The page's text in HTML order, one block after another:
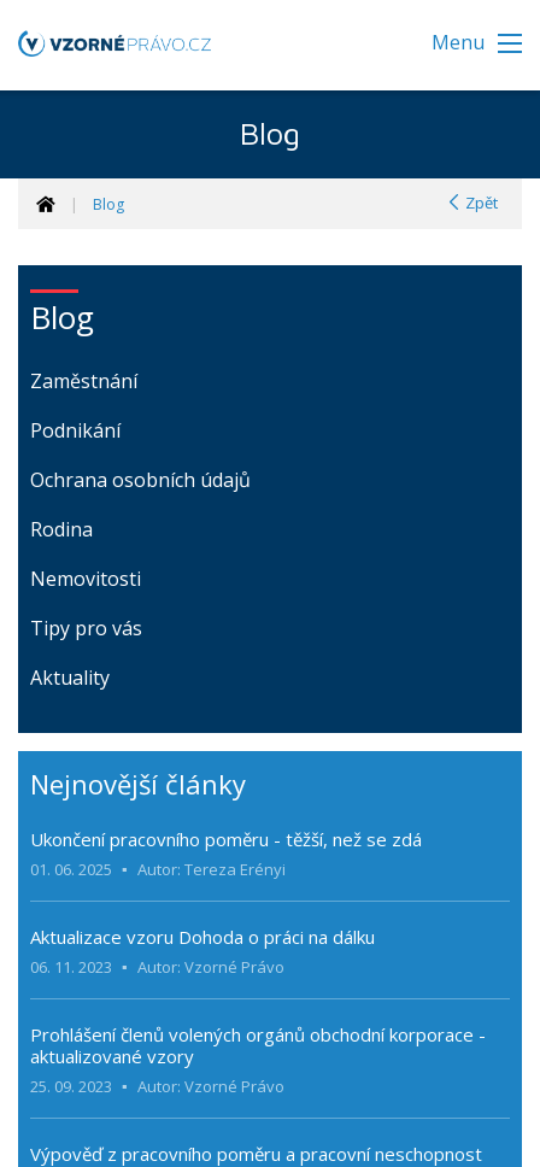
Menu
Blog
Blog Zpět
Blog
Zaměstnání
Podnikání
Ochrana osobních údajů
Rodina
Nemovitosti
Tipy pro vás
Aktuality
Nejnovější články
Ukončení pracovního poměru - těžší, než se zdá
01. 06. 2025 Autor: Tereza Erényi
Aktualizace vzoru Dohoda o práci na dálku
06. 11. 2023 Autor: Vzorné Právo
Prohlášení členů volených orgánů obchodní korporace -
aktualizované vzory
25. 09. 2023 Autor: Vzorné Právo
Výpověď z pracovního poměru a pracovní neschopnost